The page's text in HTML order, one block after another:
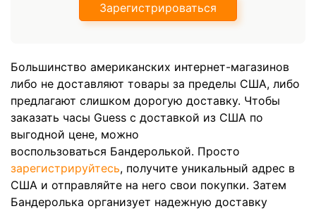
Зарегистрироваться
Большинство американских интернет-магазинов
либо не доставляют товары за пределы США, либо
предлагают слишком дорогую доставку. Чтобы
заказать часы Guess с доставкой из США по
выгодной цене, можно
воспользоваться Бандеролькой. Просто
зарегистрируйтесь, получите уникальный адрес в
США и отправляйте на него свои покупки. Затем
Бандеролька организует надежную доставку